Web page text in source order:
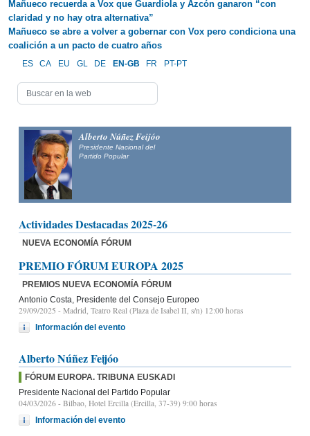
Mañueco recuerda a Vox que Guardiola y Azcón ganaron “con
claridad y no hay otra alternativa”
Mañueco se abre a volver a gobernar con Vox pero condiciona una
coalición a un pacto de cuatro años
ES CA EU GL DE EN-GB FR PT-PT
Alberto Núñez Feijóo
Presidente Nacional del
Partido Popular
Actividades Destacadas 2025-26
NUEVA ECONOMÍA FÓRUM
PREMIO FÓRUM EUROPA 2025
PREMIOS NUEVA ECONOMÍA FÓRUM
Antonio Costa, Presidente del Consejo Europeo
29/09/2025 - Madrid, Teatro Real (Plaza de Isabel II, s/n) 12:00 horas
Información del evento
Alberto Núñez Feijóo
FÓRUM EUROPA. TRIBUNA EUSKADI
Presidente Nacional del Partido Popular
04/03/2026 - Bilbao, Hotel Ercilla (Ercilla, 37-39) 9:00 horas
Información del evento